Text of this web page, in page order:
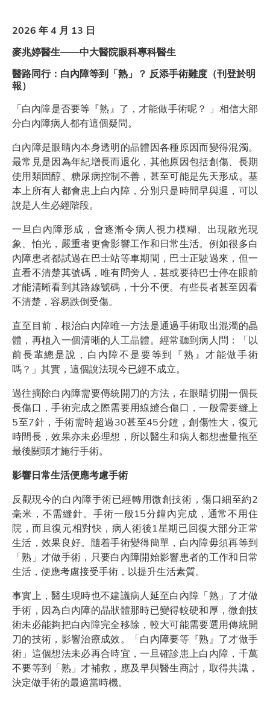
2026 年 4 月 13 日
麥兆婷醫生——中大醫院眼科專科醫生
醫路同行：白內障等到「熟」？ 反添手術難度（刊登於明
報）
「白內障是否要等『熟』了，才能做手術呢？ 」相信大部
分白內障病人都有這個疑問。
白內障是眼睛內本身透明的晶體因各種原因而變得混濁。
最常見是因為年紀增長而退化，其他原因包括創傷、長期
使用類固醇、糖尿病控制不善，甚至可能是先天形成。基
本上所有人都會患上白內障，分別只是時間早與遲，可以
說是人生必經階段。
一旦白內障形成，會逐漸令病人視力模糊、出現散光現
象、怕光，嚴重者更會影響工作和日常生活。例如很多白
內障患者都試過在巴士站等車期間，巴士正駛過來，但一
直看不清楚其號碼，唯有問旁人，甚或要待巴士停在眼前
才能清晰看到其路線號碼，十分不便。有些長者甚至因看
不清楚，容易跌倒受傷。
直至目前，根治白內障唯一方法是通過手術取出混濁的晶
體，再植入一個清晰的人工晶體。經常聽到病人問：「以
前長輩總是說，白內障不是要等到『熟』才能做手術
嗎？」其實，這個說法現今已經不成立。
過往摘除白內障需要傳統開刀的方法，在眼睛切開一個長
長傷口，手術完成之際需要用線縫合傷口，一般需要縫上
5至7針，手術需時超過30甚至45分鐘，創傷性大，復元
時間長，效果亦未必理想，所以醫生和病人都想盡量拖至
最後關頭才施行手術。
影響日常生活便應考慮手術
反觀現今的白內障手術已經轉用微創技術，傷口細至約2
毫米，不需縫針。手術一般15分鐘內完成，通常不用住
院，而且復元相對快，病人術後1星期已回復大部分正常
生活，效果良好。隨着手術變得簡單，白內障毋須再等到
「熟」才做手術，只要白內障開始影響患者的工作和日常
生活，便應考慮接受手術，以提升生活素質。
事實上，醫生現時也不建議病人延至白內障「熟」了才做
手術，因為白內障的晶狀體那時已變得較硬和厚，微創技
術未必能夠把白內障完全移除，較大可能需要選用傳統開
刀的技術，影響治療成效。「白內障要等『熟』了才做手
術」這個想法未必再合時宜，一旦確診患上白內障，千萬
不要等到「熟」才補救，應及早與醫生商討，取得共識，
決定做手術的最適當時機。